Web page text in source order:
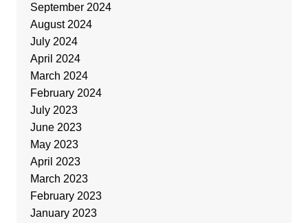
September 2024
August 2024
July 2024
April 2024
March 2024
February 2024
July 2023
June 2023
May 2023
April 2023
March 2023
February 2023
January 2023